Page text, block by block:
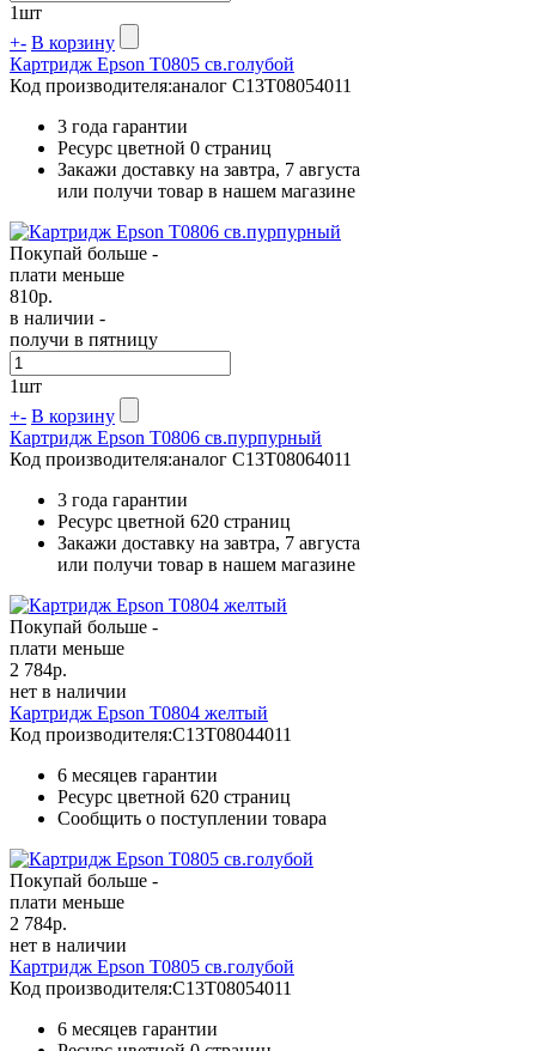
1шт
+- В корзину
Картридж Epson T0805 св.голубой
Код производителя:аналог C13T08054011
3 года гарантии
Ресурс цветной 0 страниц
Закажи доставку на завтра, 7 августа
или получи товар в нашем магазине
Покупай больше -
плати меньше
810р.
в наличии -
получи в пятницу
1шт
+- В корзину
Картридж Epson T0806 св.пурпурный
Код производителя:аналог C13T08064011
3 года гарантии
Ресурс цветной 620 страниц
Закажи доставку на завтра, 7 августа
или получи товар в нашем магазине
Покупай больше -
плати меньше
2 784р.
нет в наличии
Картридж Epson T0804 желтый
Код производителя:C13T08044011
6 месяцев гарантии
Ресурс цветной 620 страниц
Сообщить о поступлении товара
Покупай больше -
плати меньше
2 784р.
нет в наличии
Картридж Epson T0805 св.голубой
Код производителя:C13T08054011
6 месяцев гарантии